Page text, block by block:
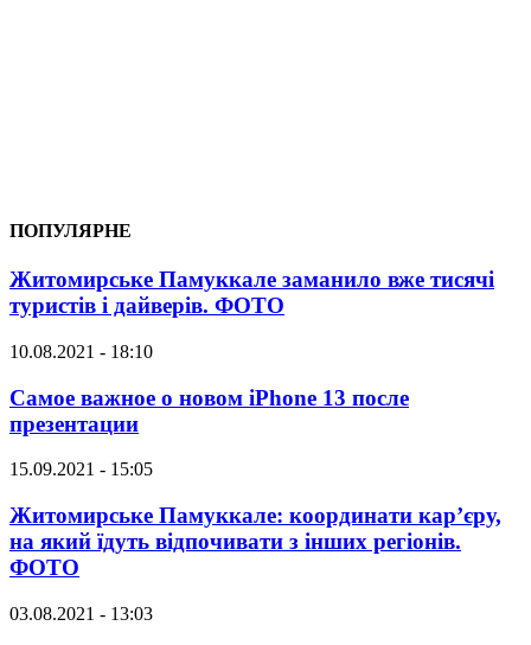
ПОПУЛЯРНЕ
Житомирське Памуккале заманило вже тисячі
туристів і дайверів. ФОТО
10.08.2021 - 18:10
Самое важное о новом iPhone 13 после
презентации
15.09.2021 - 15:05
Житомирське Памуккале: координати кар’єру,
на який їдуть відпочивати з інших регіонів.
ФОТО
03.08.2021 - 13:03